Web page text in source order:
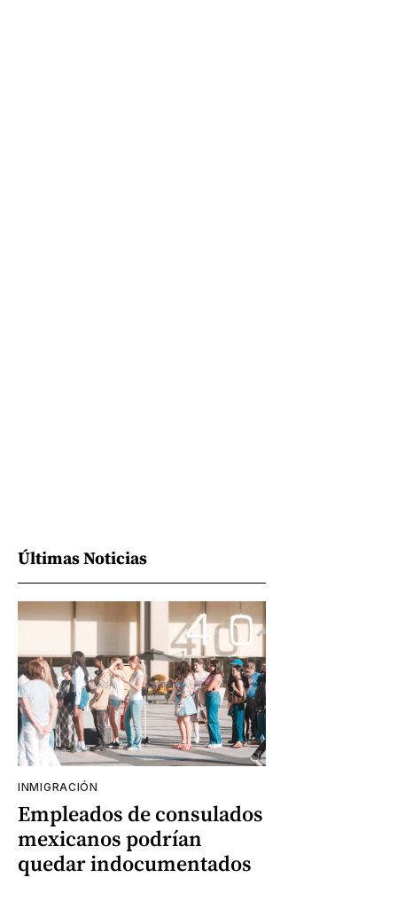
Últimas Noticias
INMIGRACIÓN
Empleados de consulados
mexicanos podrían
quedar indocumentados